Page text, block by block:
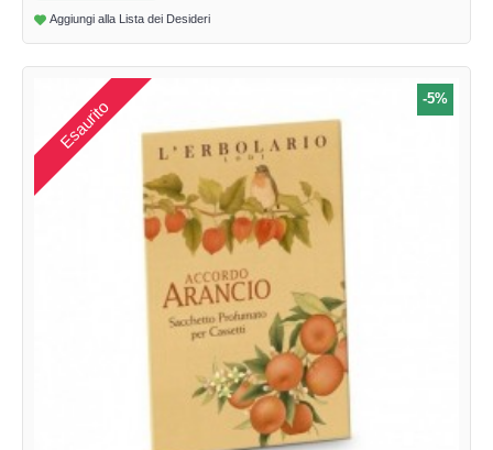
Aggiungi alla Lista dei Desideri
-5%
Esaurito